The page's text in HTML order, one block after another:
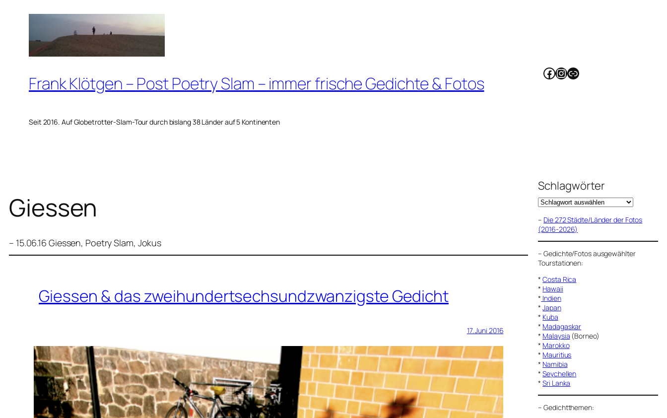
springen
Frank Klötgen – Post Poetry Slam – immer frische Gedichte & Fotos
Seit 2016. Auf Globetrotter-Slam-Tour durch bislang 38 Länder auf 5 Kontinenten
Facebook
Instagram
Link
Giessen
– 15.06.16 Giessen, Poetry Slam, Jokus
Giessen & das zweihundertsechsundzwanzigste Gedicht
17. Juni 2016
Schlagwörter
– Die 272 Städte/Länder der Fotos
(2016-2026)
–Gedichte/Fotos ausgewählter
Tourstationen:
*Costa Rica
* Hawaii
* Indien
*Japan
* Kuba
* Madagaskar
* Malaysia (Borneo)
* Marokko
* Mauritius
* Namibia
*Seychellen
*Sri Lanka
–Gedichtthemen: